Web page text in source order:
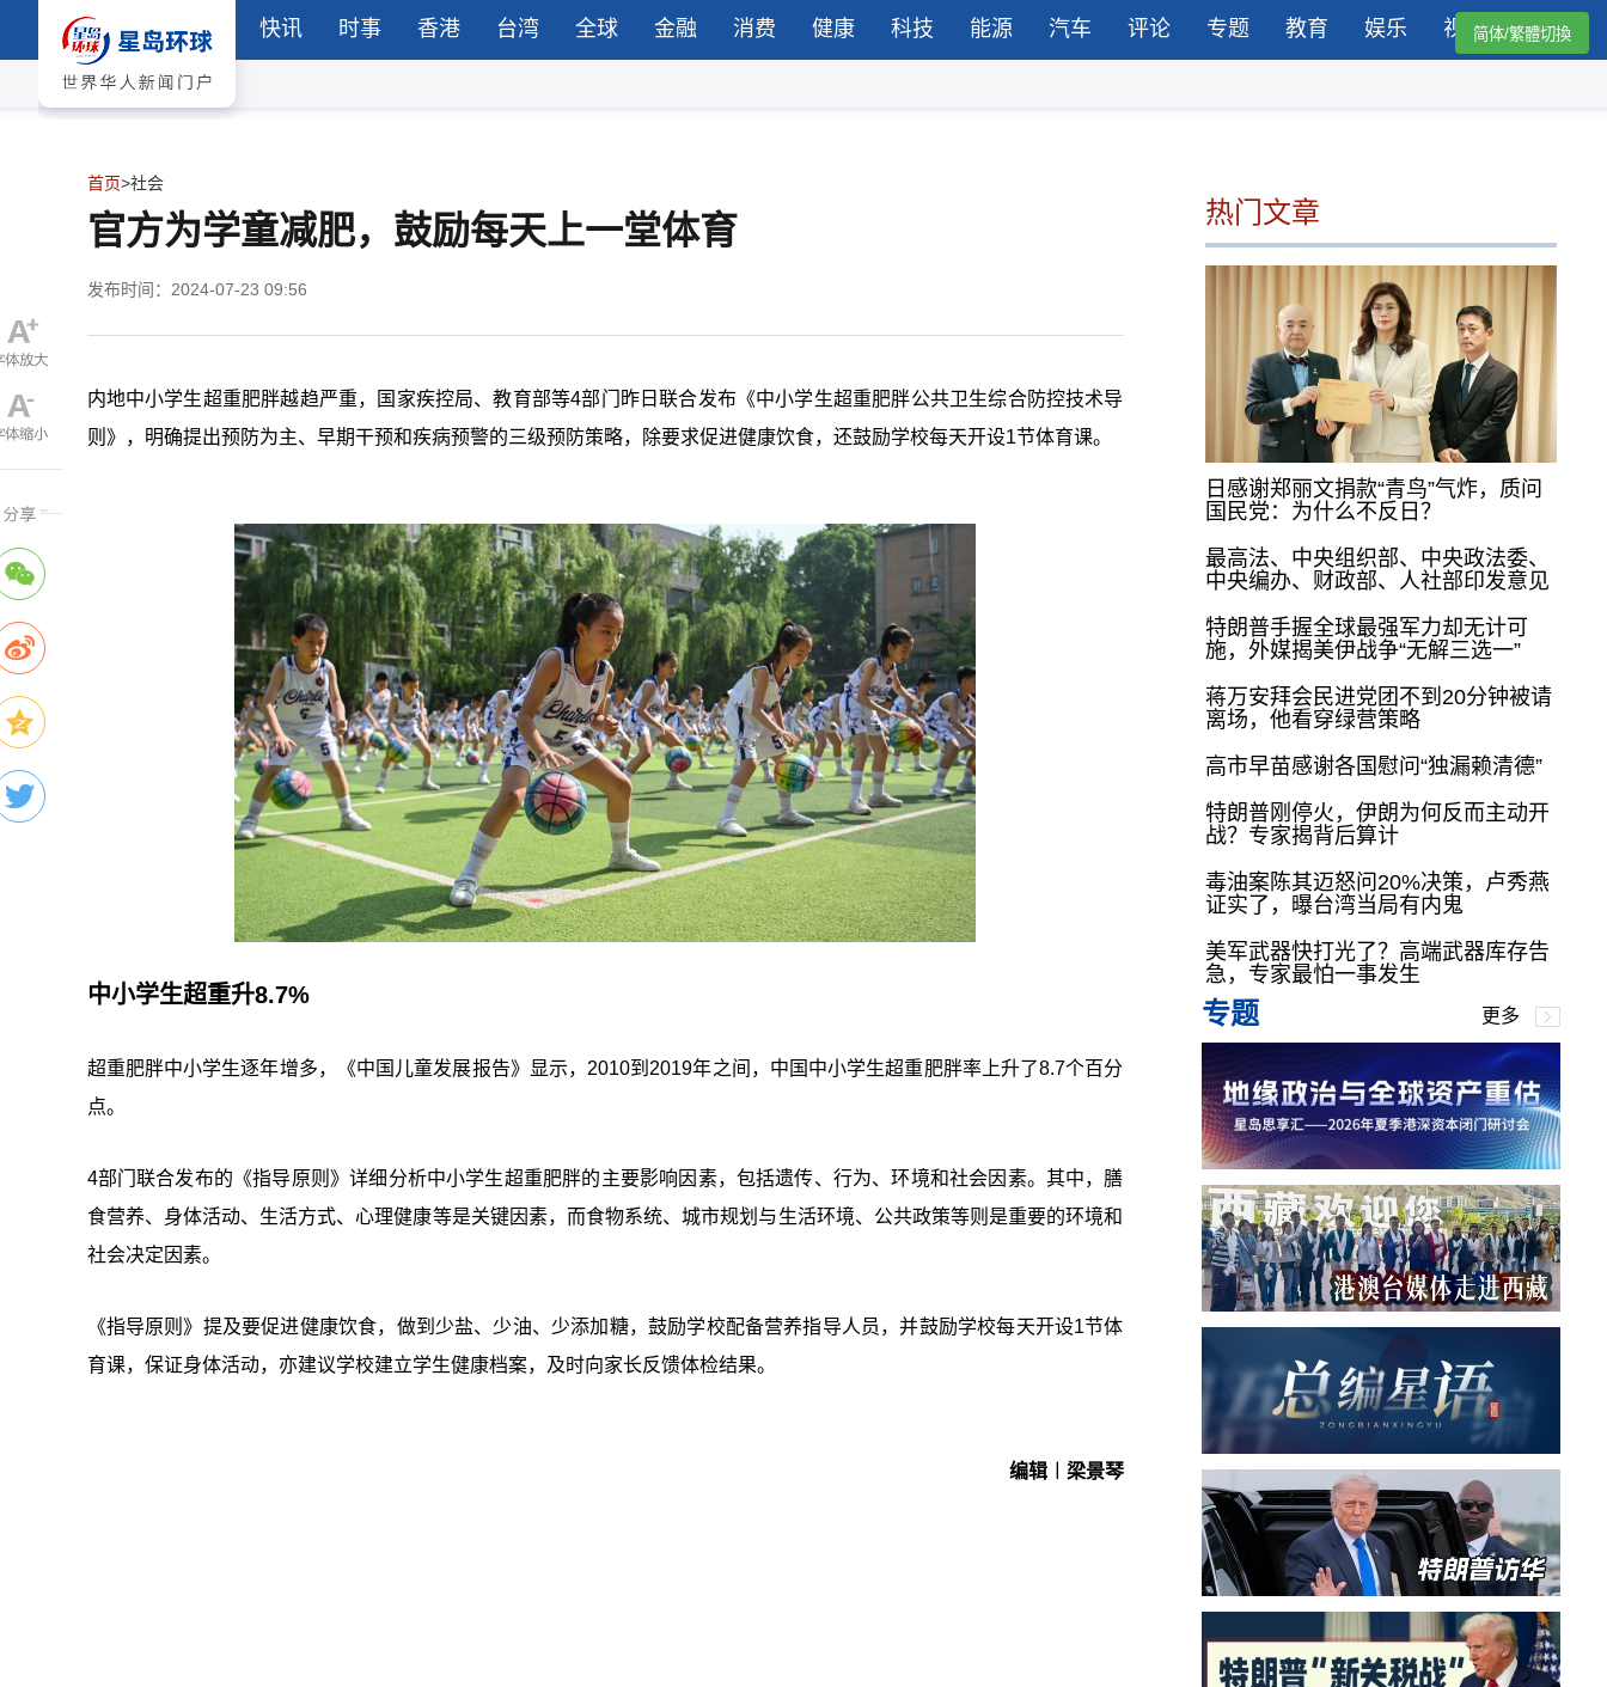
快讯 时事 香港 台湾 全球 金融 消费 健康 科技 能源 汽车 评论 专题 教育 娱乐 视频简体/繁體切換
首页>社会
官方为学童减肥，鼓励每天上一堂体育
发布时间：2024-07-23 09:56
内地中小学生超重肥胖越趋严重，国家疾控局、教育部等4部门昨日联合发布《中小学生超重肥胖公共卫生综合防控技术导
则》，明确提出预防为主、早期干预和疾病预警的三级预防策略，除要求促进健康饮食，还鼓励学校每天开设1节体育课。
中小学生超重升8.7%
超重肥胖中小学生逐年增多，《中国儿童发展报告》显示，2010到2019年之间，中国中小学生超重肥胖率上升了8.7个百分
点。
4部门联合发布的《指导原则》详细分析中小学生超重肥胖的主要影响因素，包括遗传、行为、环境和社会因素。其中，膳
食营养、身体活动、生活方式、心理健康等是关键因素，而食物系统、城市规划与生活环境、公共政策等则是重要的环境和
社会决定因素。
《指导原则》提及要促进健康饮食，做到少盐、少油、少添加糖，鼓励学校配备营养指导人员，并鼓励学校每天开设1节体
育课，保证身体活动，亦建议学校建立学生健康档案，及时向家长反馈体检结果。
编辑︱梁景琴
热门文章
日感谢郑丽文捐款“青鸟”气炸，质问
国民党：为什么不反日？
最高法、中央组织部、中央政法委、
中央编办、财政部、人社部印发意见
特朗普手握全球最强军力却无计可
施，外媒揭美伊战争“无解三选一”
蒋万安拜会民进党团不到20分钟被请
离场，他看穿绿营策略
高市早苗感谢各国慰问“独漏赖清德”
特朗普刚停火，伊朗为何反而主动开
战？专家揭背后算计
毒油案陈其迈怒问20%决策，卢秀燕
证实了，曝台湾当局有内鬼
美军武器快打光了？高端武器库存告
急，专家最怕一事发生
专题 更多